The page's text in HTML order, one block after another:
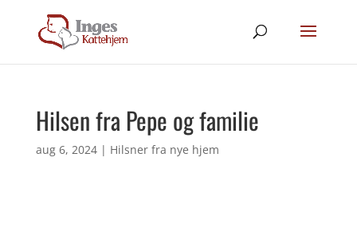
Hilsen fra Pepe og familie
aug 6, 2024| Hilsner fra nye hjem